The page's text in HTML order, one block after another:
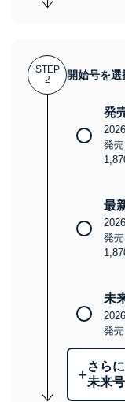
STEP
2
開始号を選
発
発
最
発
未
発
+さら
未来